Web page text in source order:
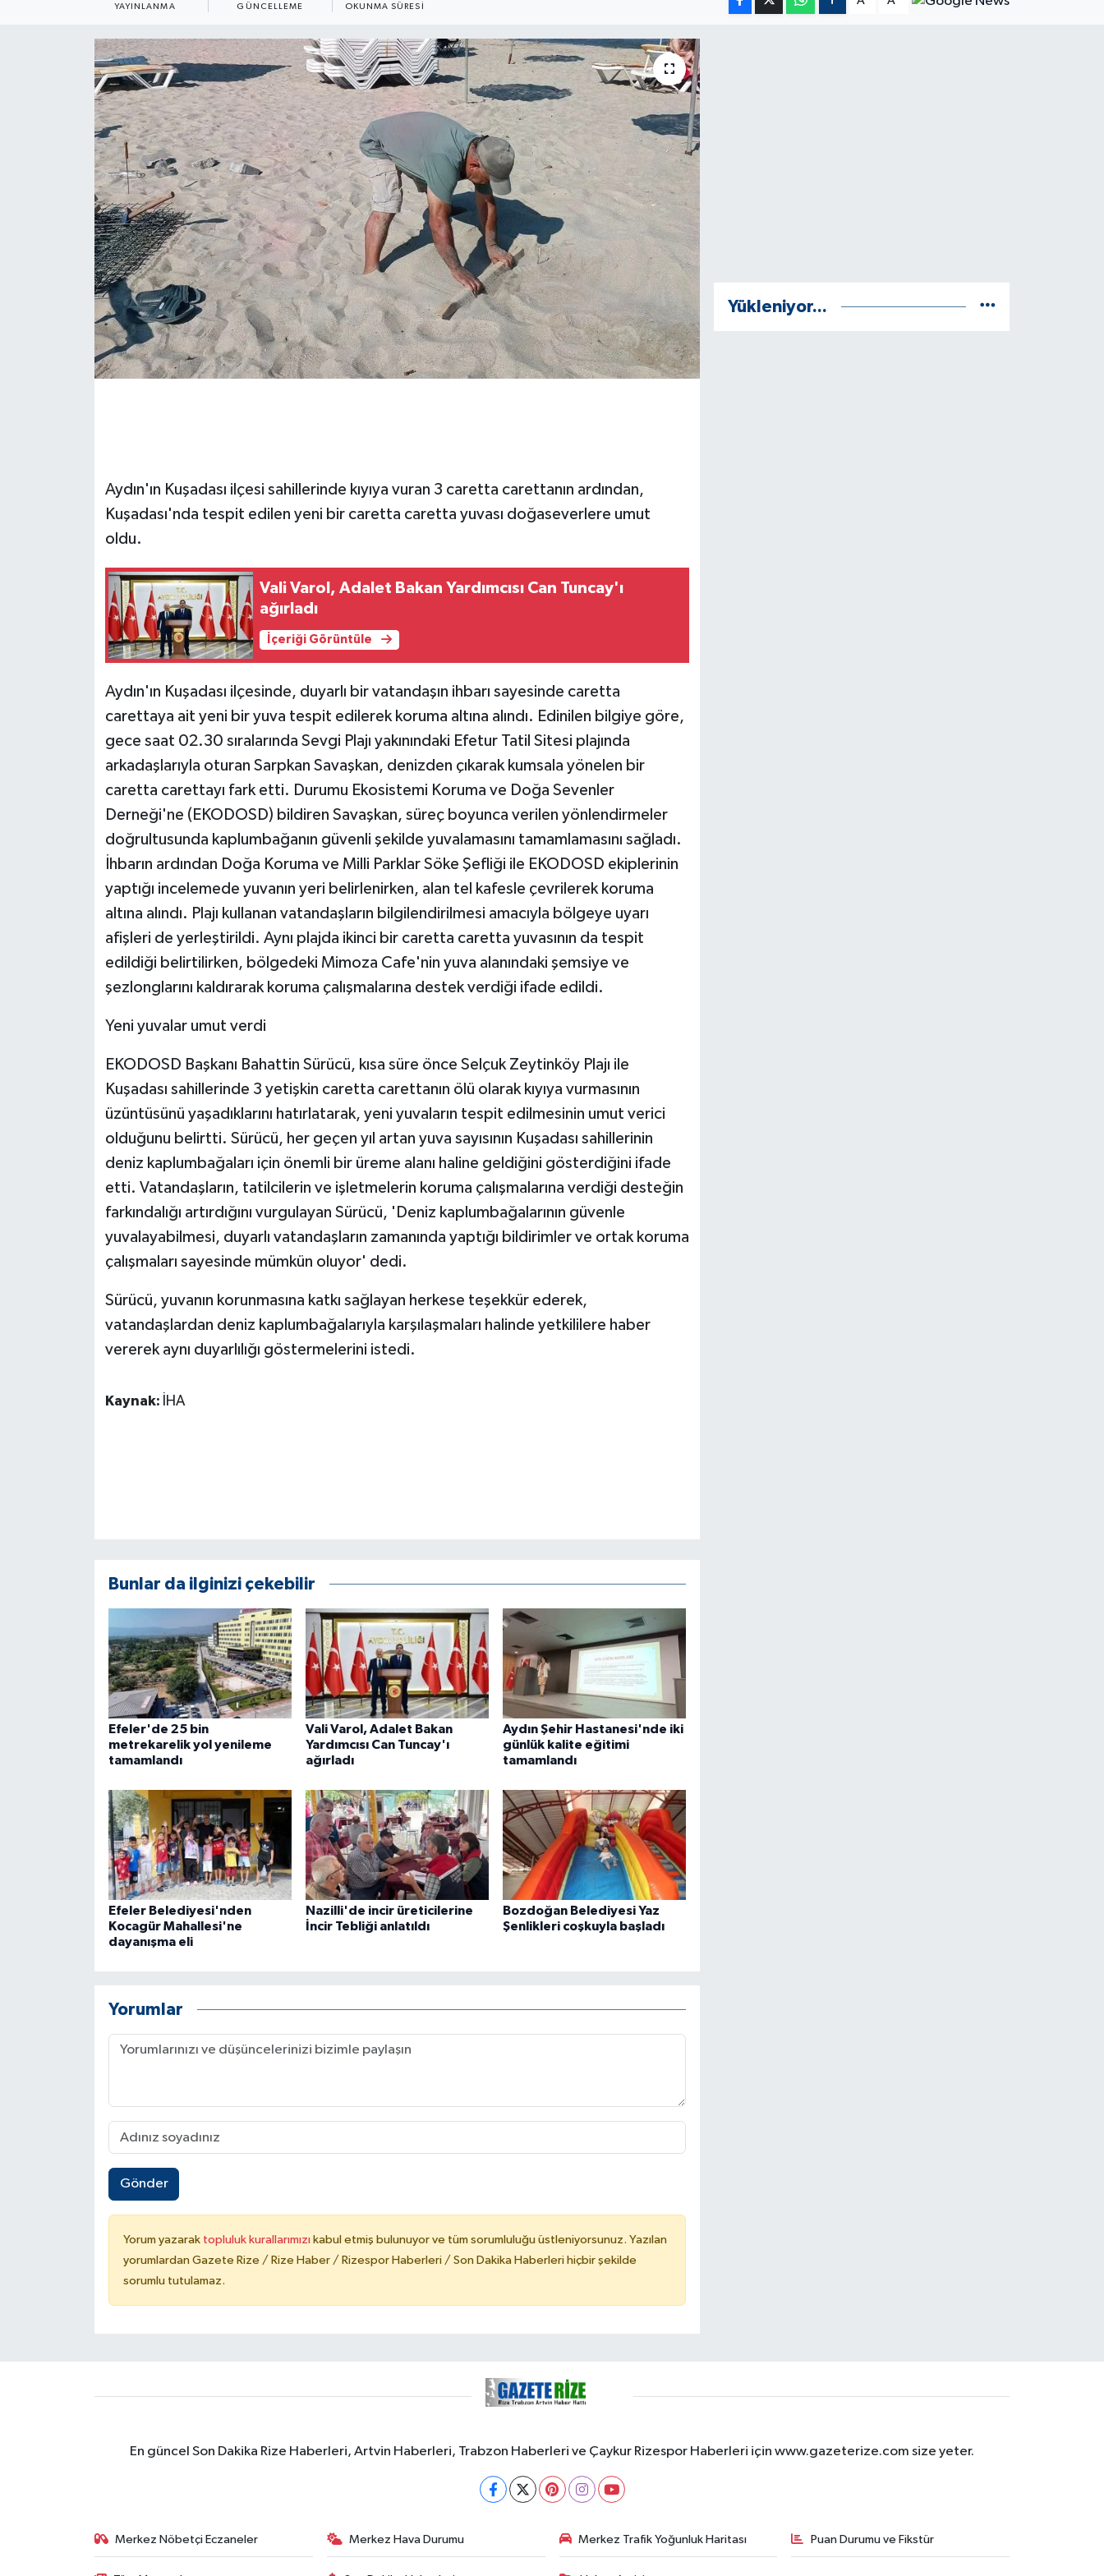
YAYINLANMA GÜNCELLEME OKUNMA SÜRESI
Aydın'ın Kuşadası ilçesi sahillerinde kıyıya vuran 3 caretta carettanın ardından,
Kuşadası'nda tespit edilen yeni bir caretta caretta yuvası doğaseverlere umut
oldu.
Vali Varol, Adalet Bakan Yardımcısı Can Tuncay'ı
ağırladı
İçeriği Görüntüle
Aydın'ın Kuşadası ilçesinde, duyarlı bir vatandaşın ihbarı sayesinde caretta
carettaya ait yeni bir yuva tespit edilerek koruma altına alındı. Edinilen bilgiye göre,
gece saat 02.30 sıralarında Sevgi Plajı yakınındaki Efetur Tatil Sitesi plajında
arkadaşlarıyla oturan Sarpkan Savaşkan, denizden çıkarak kumsala yönelen bir
caretta carettayı fark etti. Durumu Ekosistemi Koruma ve Doğa Sevenler
Derneği'ne (EKODOSD) bildiren Savaşkan, süreç boyunca verilen yönlendirmeler
doğrultusunda kaplumbağanın güvenli şekilde yuvalamasını tamamlamasını sağladı.
İhbarın ardından Doğa Koruma ve Milli Parklar Söke Şefliği ile EKODOSD ekiplerinin
yaptığı incelemede yuvanın yeri belirlenirken, alan tel kafesle çevrilerek koruma
altına alındı. Plajı kullanan vatandaşların bilgilendirilmesi amacıyla bölgeye uyarı
afişleri de yerleştirildi. Aynı plajda ikinci bir caretta caretta yuvasının da tespit
edildiği belirtilirken, bölgedeki Mimoza Cafe'nin yuva alanındaki şemsiye ve
şezlonglarını kaldırarak koruma çalışmalarına destek verdiği ifade edildi.
Yeni yuvalar umut verdi
EKODOSD Başkanı Bahattin Sürücü, kısa süre önce Selçuk Zeytinköy Plajı ile
Kuşadası sahillerinde 3 yetişkin caretta carettanın ölü olarak kıyıya vurmasının
üzüntüsünü yaşadıklarını hatırlatarak, yeni yuvaların tespit edilmesinin umut verici
olduğunu belirtti. Sürücü, her geçen yıl artan yuva sayısının Kuşadası sahillerinin
deniz kaplumbağaları için önemli bir üreme alanı haline geldiğini gösterdiğini ifade
etti. Vatandaşların, tatilcilerin ve işletmelerin koruma çalışmalarına verdiği desteğin
farkındalığı artırdığını vurgulayan Sürücü, 'Deniz kaplumbağalarının güvenle
yuvalayabilmesi, duyarlı vatandaşların zamanında yaptığı bildirimler ve ortak koruma
çalışmaları sayesinde mümkün oluyor' dedi.
Sürücü, yuvanın korunmasına katkı sağlayan herkese teşekkür ederek,
vatandaşlardan deniz kaplumbağalarıyla karşılaşmaları halinde yetkililere haber
vererek aynı duyarlılığı göstermelerini istedi.
Kaynak: İHA
Bunlar da ilginizi çekebilir
Efeler'de 25 bin
metrekarelik yol yenileme
tamamlandı
Vali Varol, Adalet Bakan
Yardımcısı Can Tuncay'ı
ağırladı
Aydın Şehir Hastanesi'nde iki
günlük kalite eğitimi
tamamlandı
Efeler Belediyesi'nden
Kocagür Mahallesi'ne
dayanışma eli
Nazilli'de incir üreticilerine
İncir Tebliği anlatıldı
Bozdoğan Belediyesi Yaz
Şenlikleri coşkuyla başladı
Yorumlar
Gönder
Yorum yazarak topluluk kurallarımızı kabul etmiş bulunuyor ve tüm sorumluluğu üstleniyorsunuz. Yazılan
yorumlardan Gazete Rize / Rize Haber / Rizespor Haberleri / Son Dakika Haberleri hiçbir şekilde
sorumlu tutulamaz.
Yükleniyor...
En güncel Son Dakika Rize Haberleri, Artvin Haberleri, Trabzon Haberleri ve Çaykur Rizespor Haberleri için www.gazeterize.com size yeter.
Merkez Nöbetçi Eczaneler Merkez Hava Durumu Merkez Trafik Yoğunluk Haritası Puan Durumu ve Fikstür
Dış Haberler
EĞİTİM
EKONOMİ
English News
Flaş Haber
Gayrimenkul
HABERDE İNSAN
İş Dünyası
Jandarma
KÜLTÜR SANAT
POLİTİKA
SPOR HABERLERİ
TEKNOLOJİ
ÜLKE GÜNDEMİ
Yerel Haberler